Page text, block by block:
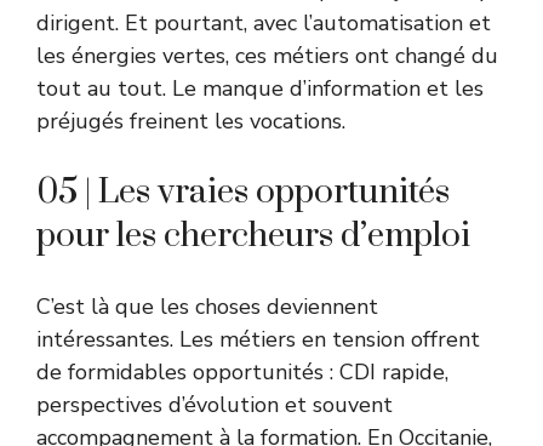
dirigent. Et pourtant, avec l’automatisation et
les énergies vertes, ces métiers ont changé du
tout au tout. Le manque d’information et les
préjugés freinent les vocations.
05 | Les vraies opportunités
pour les chercheurs d’emploi
C’est là que les choses deviennent
intéressantes. Les métiers en tension offrent
de formidables opportunités : CDI rapide,
perspectives d’évolution et souvent
accompagnement à la formation. En Occitanie,